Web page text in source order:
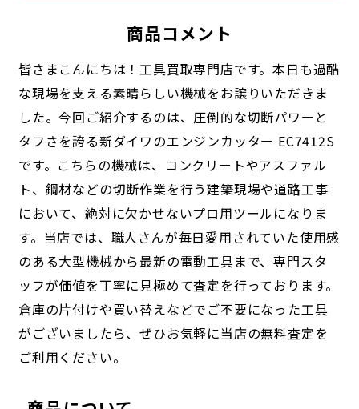
商品コメント
皆さまこんにちは！工具買取専門店です。本日も過酷
な現場を支える素晴らしい機械をお譲りいただきま
した。今回ご紹介するのは、圧倒的な切断パワーと
タフさを誇る新ダイワのエンジンカッター EC7412S
です。こちらの機械は、コンクリートやアスファル
ト、鋼材などの切断作業を行う建築現場や道路工事
において、絶対に欠かせないプロ用ツールになりま
す。当店では、職人さんが毎日愛用されていた使用感
のある大型機械から最新の電動工具まで、専門スタ
ッフが価値を丁寧に見極めて査定を行っております。
倉庫の片付けや買い替えなどでご不要になった工具
がございましたら、ぜひお気軽に当店の無料査定を
ご利用ください。